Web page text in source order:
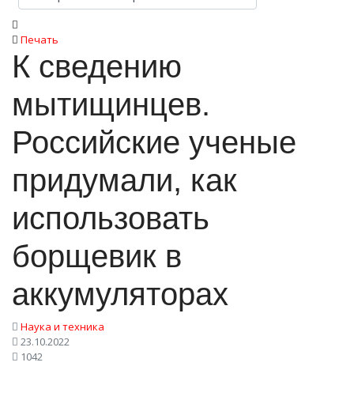
Печать
К сведению
мытищинцев.
Российские ученые
придумали, как
использовать
борщевик в
аккумуляторах
Наука и техника
23.10.2022
1042